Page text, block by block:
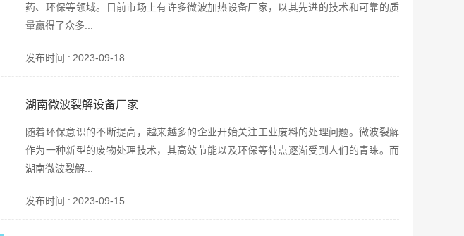
药、环保等领域。目前市场上有许多微波加热设备厂家，以其先进的技术和可靠的质
量赢得了众多...
发布时间 : 2023-09-18
湖南微波裂解设备厂家
随着环保意识的不断提高，越来越多的企业开始关注工业废料的处理问题。微波裂解
作为一种新型的废物处理技术，其高效节能以及环保等特点逐渐受到人们的青睐。而
湖南微波裂解...
发布时间 : 2023-09-15